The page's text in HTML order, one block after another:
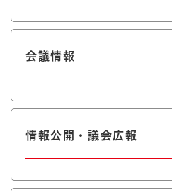
会議情報
情報公開・議会広報